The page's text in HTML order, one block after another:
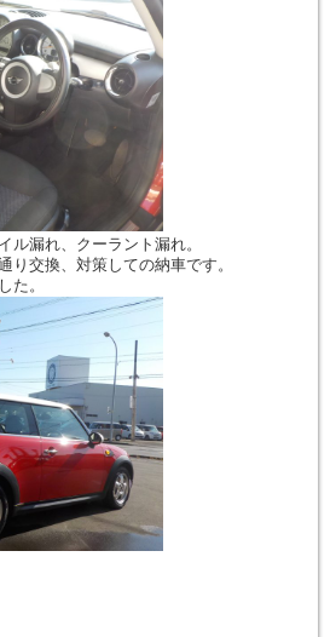
ル漏れ、クーラント漏れ。
り交換、対策しての納車です。
た。